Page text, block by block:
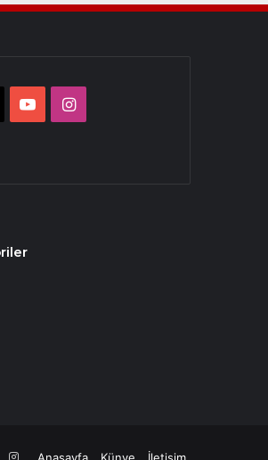
YouTubeInstagram
Instagram